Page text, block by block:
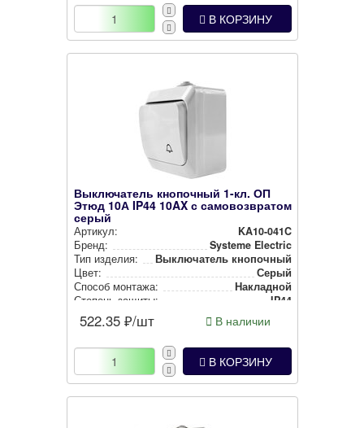
В КОРЗИНУ
Выключатель кнопочный 1-кл. ОП
Этюд 10А IP44 10AX с самовозвратом
серый
Артикул:
KA10-041C
Бренд:
Systeme Electric
Тип изделия:
Вык­лю­ча­тель кнопочный
Цвет:
Серый
Способ монтажа:
Накладной
Степень защиты:
IP44
522.35 ₽/шт В наличии
В КОРЗИНУ